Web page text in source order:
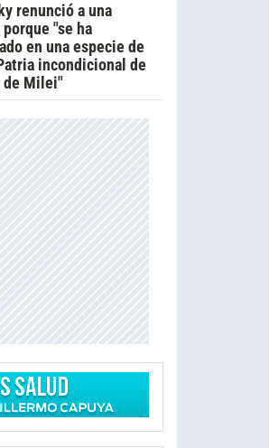
renunció a una
"se ha
en una especie de
incondicional de
de Milei"